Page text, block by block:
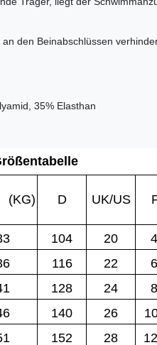
den Beinabschlüssen
35% Elasthan
(KG) D UK/US
104 20
116 22
128 24
140 26
152 28